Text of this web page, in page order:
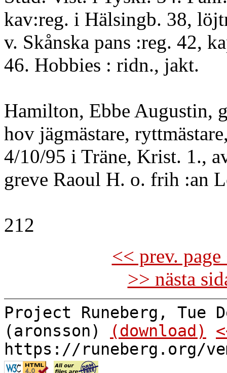
kav:reg. i Hälsingb. 38,
v. Skånska pans :reg. 42,
46. Hobbies : ridn., jakt.
Hamilton, Ebbe Augustin,
hov jägmästare,
4/10/95 i Träne, Krist. 1.,
greve Raoul H. o. frih :an
212
<< prev.
>> nästa
Project Runeberg, Tue
(aronsson)
(download)
https://runeberg.org/